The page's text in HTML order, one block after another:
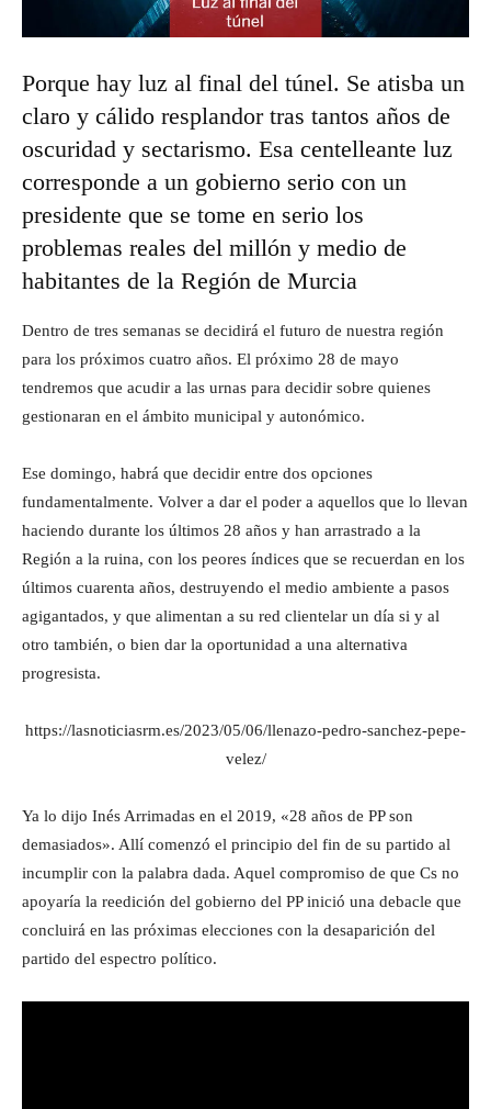
Porque hay luz al final del túnel. Se atisba un
claro y cálido resplandor tras tantos años de
oscuridad y sectarismo. Esa centelleante luz
corresponde a un gobierno serio con un
presidente que se tome en serio los
problemas reales del millón y medio de
habitantes de la Región de Murcia
Dentro de tres semanas se decidirá el futuro de nuestra región
para los próximos cuatro años. El próximo 28 de mayo
tendremos que acudir a las urnas para decidir sobre quienes
gestionaran en el ámbito municipal y autonómico.
Ese domingo, habrá que decidir entre dos opciones
fundamentalmente. Volver a dar el poder a aquellos que lo llevan
haciendo durante los últimos 28 años y han arrastrado a la
Región a la ruina, con los peores índices que se recuerdan en los
últimos cuarenta años, destruyendo el medio ambiente a pasos
agigantados, y que alimentan a su red clientelar un día si y al
otro también, o bien dar la oportunidad a una alternativa
progresista.
https://lasnoticiasrm.es/2023/05/06/llenazo-pedro-sanchez-pepe-
velez/
Ya lo dijo Inés Arrimadas en el 2019, «28 años de PP son
demasiados». Allí comenzó el principio del fin de su partido al
incumplir con la palabra dada. Aquel compromiso de que Cs no
apoyaría la reedición del gobierno del PP inició una debacle que
concluirá en las próximas elecciones con la desaparición del
partido del espectro político.